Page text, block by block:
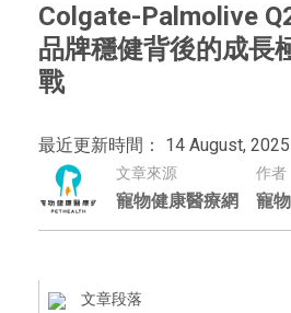
Colgate-Palmolive
品牌穩健背後的成長
戰
最近更新時間： 14 August, 2025
文章來源
寵物健康醫療網
作者
寵
文章段落